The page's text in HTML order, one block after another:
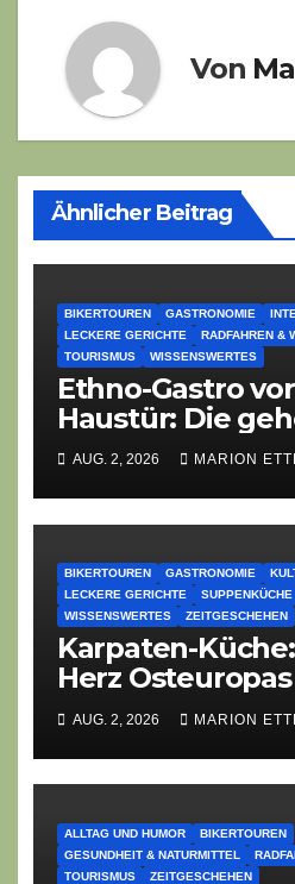
Von
Ähnlicher Beitrag
BIKERTOUREN GASTRONOMIE
LECKERE GERICHTE
RADFAHREN &
TOURISMUS
WISSENSWERTES
Ethno-Gastro
Haustür: Die
kulinarische DNA
Gasthofs „Zur
AUG. 2, 2026 MARION
BIKERTOUREN GASTRONOMIE
LECKERE GERICHTE
SUPPENKÜCHE
WISSENSWERTES
ZEITGESCHEHEN
Karpaten-
Herz
moderne Ethno-
erobert
AUG. 2, 2026 MARION
ALLTAG UND HUMOR
BIKERTOUREN
GESUNDHEIT & NATURMITTEL
TOURISMUS
ZEITGESCHEHEN